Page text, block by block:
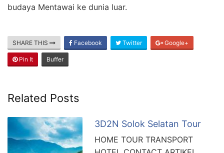
budaya Mentawai ke dunia luar.
SHARE THIS Facebook Twitter Google+
Pin It Buffer
Related Posts
3D2N Solok Selatan Tour
HOME TOUR TRANSPORT